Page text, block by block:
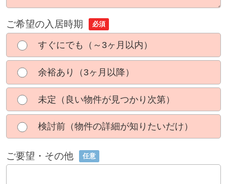
ご希望の入居時期 必須
すぐにでも（～3ヶ月以内）
余裕あり（3ヶ月以降）
未定（良い物件が見つかり次第）
検討前（物件の詳細が知りたいだけ）
ご要望・その他 任意